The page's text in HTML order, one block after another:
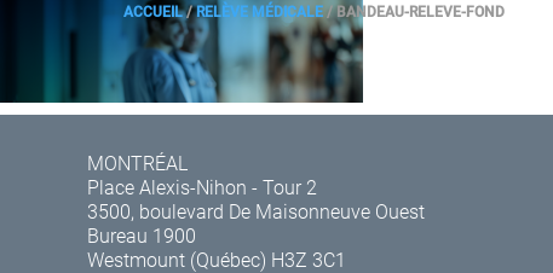
ACCUEIL/RELÈVE MÉDICALE /BANDEAU-RELEVE-FOND
MONTRÉAL
Place Alexis-Nihon - Tour 2
3500, boulevard De Maisonneuve Ouest
Bureau 1900
Westmount (Québec) H3Z 3C1